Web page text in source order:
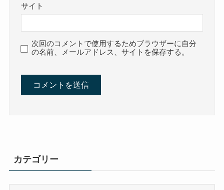
サイト
次回のコメントで使用するためブラウザーに自分
の名前、メールアドレス、サイトを保存する。
カテゴリー